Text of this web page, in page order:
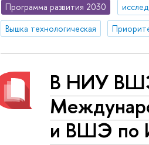
Программа развития 2030
Вышка технологическая
В НИУ
и ВШЭ по